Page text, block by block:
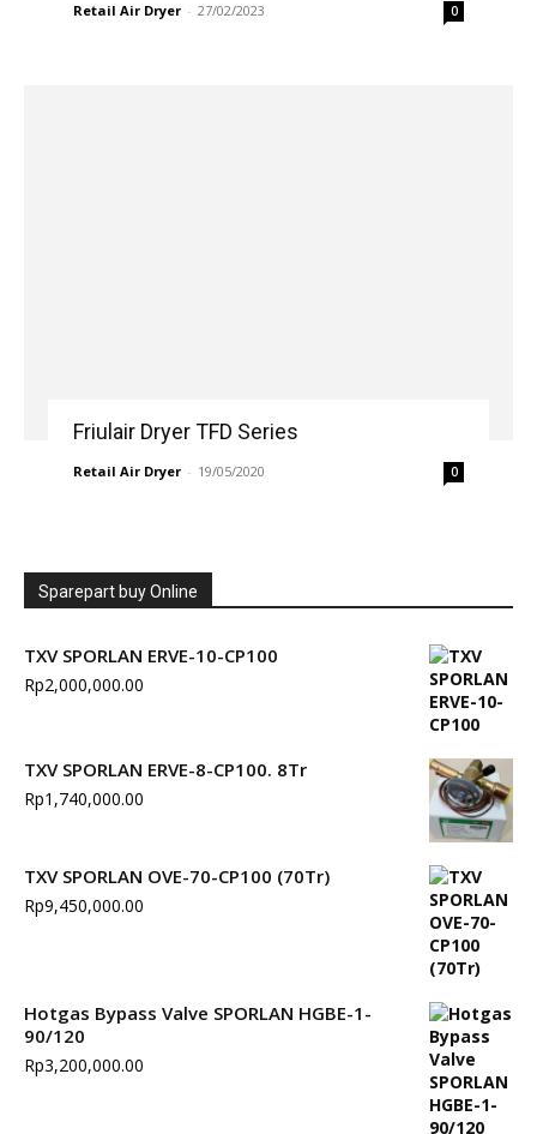
Retail Air Dryer - 27/02/2023 0
Friulair Dryer TFD Series
Retail Air Dryer - 19/05/2020 0
Sparepart buy Online
TXV SPORLAN ERVE-10-CP100
Rp2,000,000.00
TXV SPORLAN ERVE-8-CP100. 8Tr
Rp1,740,000.00
TXV SPORLAN OVE-70-CP100 (70Tr)
Rp9,450,000.00
Hotgas Bypass Valve SPORLAN HGBE-1-
90/120
Rp3,200,000.00